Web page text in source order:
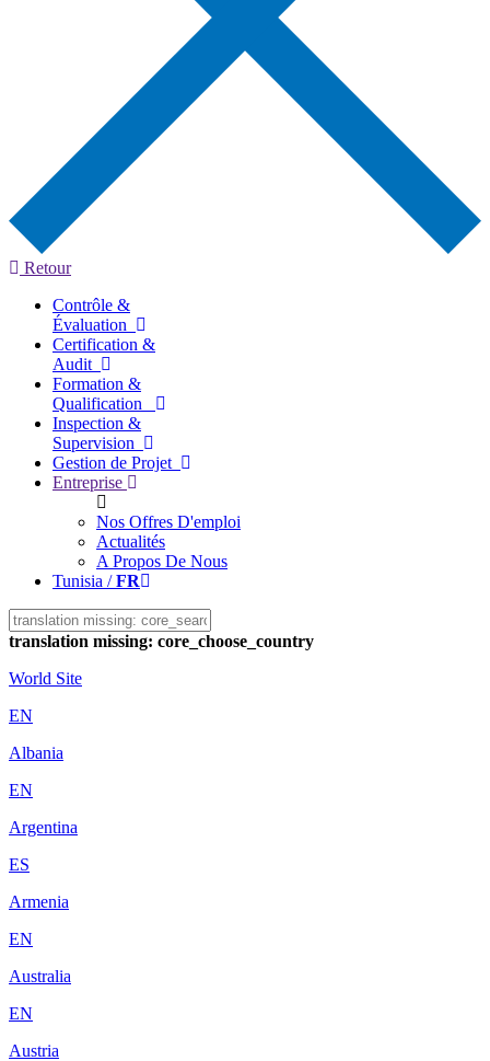
Retour
Contrôle &
Évaluation
Certification &
Audit
Formation &
Qualification
Inspection &
Supervision
Gestion de Projet
Entreprise
Nos Offres D'emploi
Actualités
A Propos De Nous
Tunisia /FR
translation missing: core_choose_country
World Site
EN
Albania
EN
Argentina
ES
Armenia
EN
Australia
EN
Austria